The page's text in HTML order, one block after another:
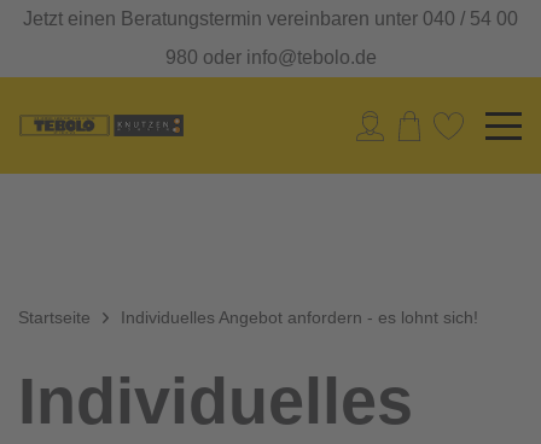
Jetzt einen Beratungstermin vereinbaren unter 040 / 54 00
980 oder info@tebolo.de
Startseite Individuelles Angebot anfordern - es lohnt sich!
Individuelles